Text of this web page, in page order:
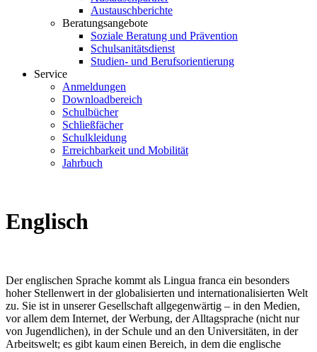
Austauschberichte
Beratungsangebote
Soziale Beratung und Prävention
Schulsanitätsdienst
Studien- und Berufsorientierung
Service
Anmeldungen
Downloadbereich
Schulbücher
Schließfächer
Schulkleidung
Erreichbarkeit und Mobilität
Jahrbuch
Englisch
Der englischen Sprache kommt als Lingua franca ein besonders
hoher Stellenwert in der globalisierten und internationalisierten Welt
zu. Sie ist in unserer Gesellschaft allgegenwärtig – in den Medien,
vor allem dem Internet, der Werbung, der Alltagsprache (nicht nur
von Jugendlichen), in der Schule und an den Universitäten, in der
Arbeitswelt; es gibt kaum einen Bereich, in dem die englische